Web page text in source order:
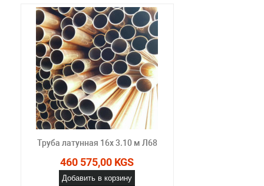
Труба латунная 16х 3.10 м Л68
460 575,00 KGS
Добавить в корзину